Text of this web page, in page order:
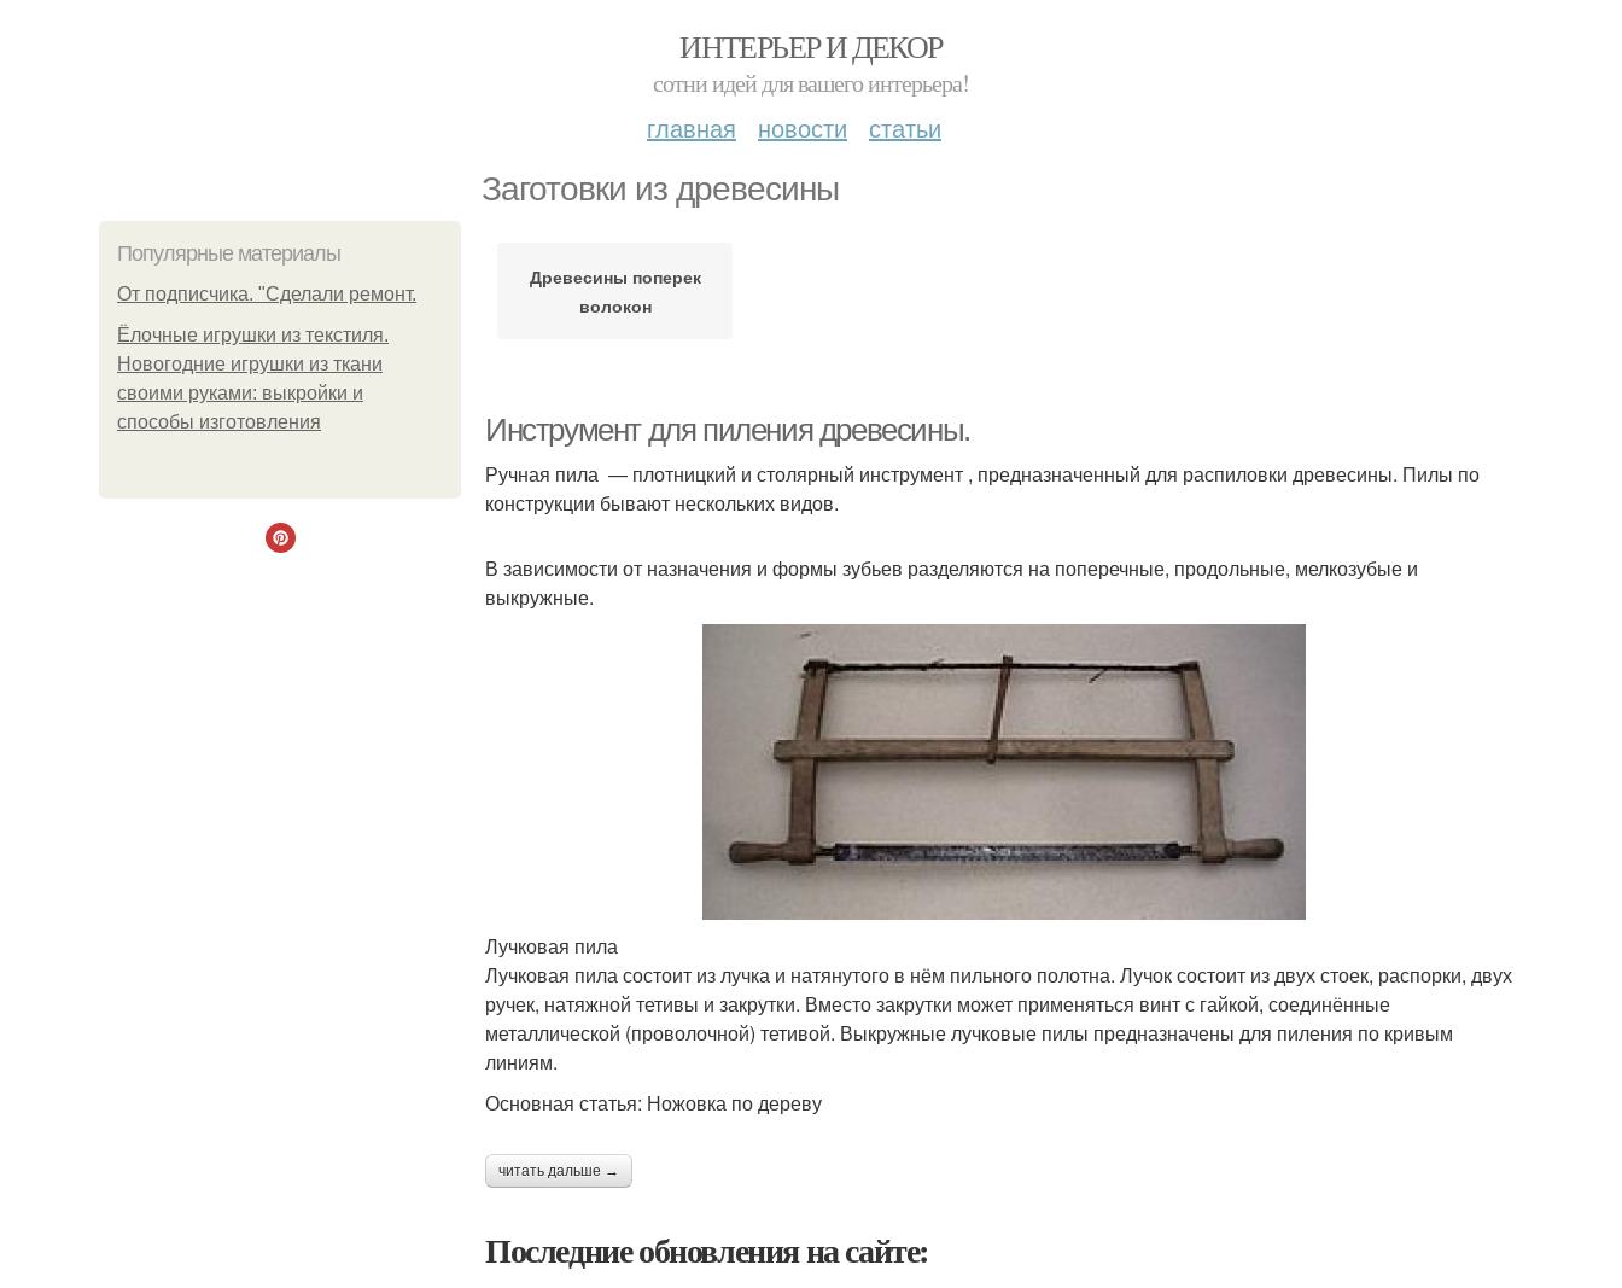
ИНТЕРЬЕР И ДЕКОР
сотни идей для вашего интерьера!
главная новости статьи
Заготовки из древесины
Популярные материалы
От подписчика. "Сделали ремонт.
Ёлочные игрушки из текстиля.
Новогодние игрушки из ткани
своими руками: выкройки и
способы изготовления
Древесины поперек
волокон
Инструмент для пиления древесины.
Ручная пила — плотницкий и столярный инструмент , предназначенный для распиловки древесины. Пилы по
конструкции бывают нескольких видов.
В зависимости от назначения и формы зубьев разделяются на поперечные, продольные, мелкозубые и
выкружные.
Лучковая пила
Лучковая пила состоит из лучка и натянутого в нём пильного полотна. Лучок состоит из двух стоек, распорки, двух
ручек, натяжной тетивы и закрутки. Вместо закрутки может применяться винт с гайкой, соединённые
металлической (проволочной) тетивой. Выкружные лучковые пилы предназначены для пиления по кривым
линиям.
Основная статья: Ножовка по дереву
читать дальше →
Последние обновления на сайте: